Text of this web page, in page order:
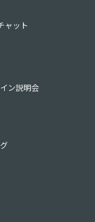
ャット
ン説明会